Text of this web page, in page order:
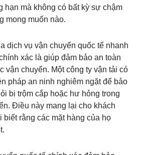
hạn mà không có bất kỳ sự chậm
mong muốn nào.
dịch vụ vận chuyển quốc tế nhanh
xác là giúp đảm bảo an toàn
vận chuyển. Một công ty vận tải có
pháp an ninh nghiêm ngặt để bảo
bị trộm cắp hoặc hư hỏng trong
Điều này mang lại cho khách
biết rằng các mặt hàng của họ